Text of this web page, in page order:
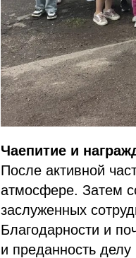
Чаепитие и
После активной
атмосфере. Затем
заслуженных
Благодарности и
и преданность